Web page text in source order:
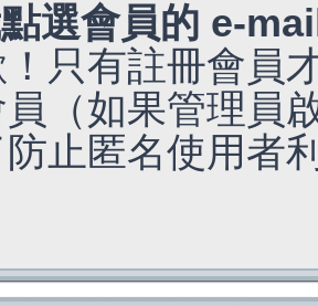
選會員的 e-
只有註冊會員
（如果管理員
止匿名使用者